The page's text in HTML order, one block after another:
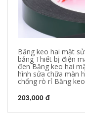
Băng keo hai mặt
bảng Thiết bị điện
đen Băng keo hai
hình sửa chữa màn
chống rò rỉ Băng
203,000 đ